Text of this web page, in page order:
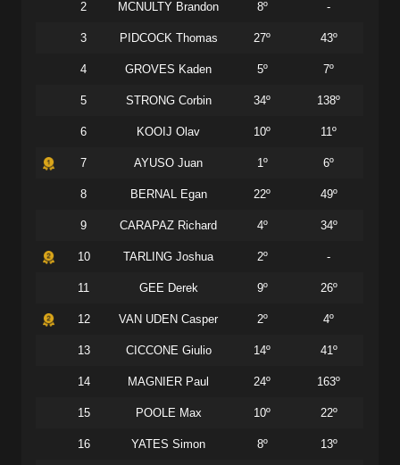
2 MCNULTY Brandon 8º -
3 PIDCOCK Thomas 27º 43º
4 GROVES Kaden 5º 7º
5 STRONG Corbin 34º 138º
6 KOOIJ Olav 10º 11º
7 AYUSO Juan 1º 6º
8 BERNAL Egan 22º 49º
9 CARAPAZ Richard 4º 34º
10 TARLING Joshua 2º -
11 GEE Derek 9º 26º
12 VAN UDEN Casper 2º 4º
13 CICCONE Giulio 14º 41º
14 MAGNIER Paul 24º 163º
15 POOLE Max 10º 22º
16 YATES Simon 8º 13º